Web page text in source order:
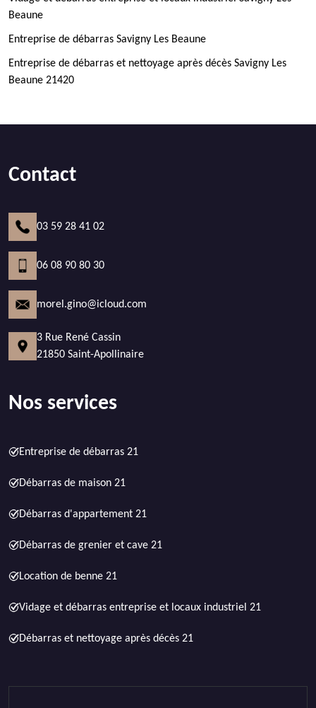
Beaune
Entreprise de débarras Savigny Les Beaune
Entreprise de débarras et nettoyage après décès Savigny Les
Beaune 21420
Contact
03 59 28 41 02
06 08 90 80 30
morel.gino@icloud.com
3 Rue René Cassin
21850 Saint-Apollinaire
Nos services
Entreprise de débarras 21
Débarras de maison 21
Débarras d'appartement 21
Débarras de grenier et cave 21
Location de benne 21
Vidage et débarras entreprise et locaux industriel 21
Débarras et nettoyage après décès 21